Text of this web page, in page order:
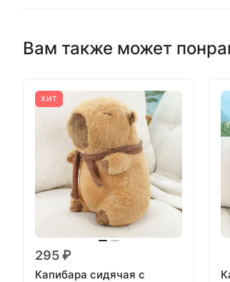
Вам также может
ХИТ
295 ₽
Капибара сидячая с